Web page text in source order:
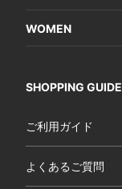
WOMEN
SHOPPING GUIDE
ご利用ガイド
よくあるご質問